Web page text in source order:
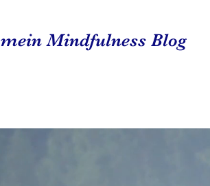
mein Mindfulness Blog